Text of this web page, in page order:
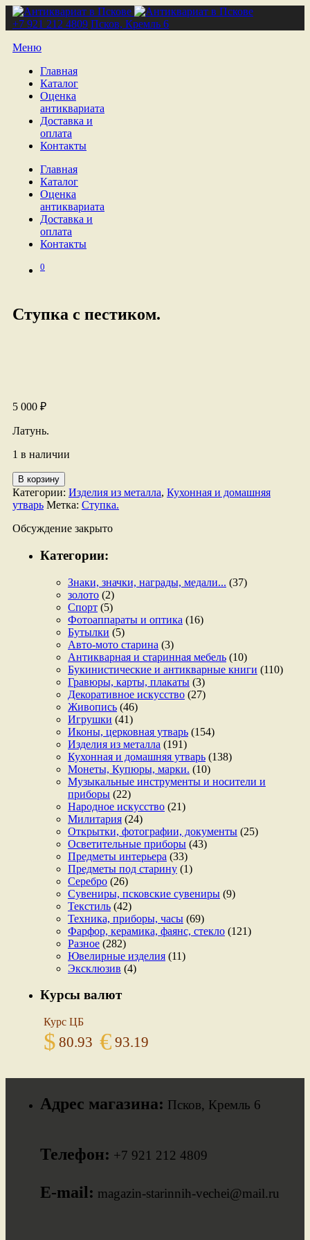
+7 921 212 4809 Псков, Кремль 6
Меню
Главная
Каталог
Оценка
антиквариата
Доставка и
оплата
Контакты
Главная
Каталог
Оценка
антиквариата
Доставка и
оплата
Контакты
0
Ступка с пестиком.
5 000 ₽
Латунь.
1 в наличии
Количество
товара
Ступка
с
пестиком.
В корзину
Категории: Изделия из металла, Кухонная и домашняя
утварь Метка: Ступка.
Обсуждение закрыто
Категории:
Знаки, значки, награды, медали... (37)
золото (2)
Спорт (5)
Фотоаппараты и оптика (16)
Бутылки (5)
Авто-мото старина (3)
Антикварная и старинная мебель (10)
Букинистические и антикварные книги (110)
Гравюры, карты, плакаты (3)
Декоративное искусство (27)
Живопись (46)
Игрушки (41)
Иконы, церковная утварь (154)
Изделия из металла (191)
Кухонная и домашняя утварь (138)
Монеты, Купюры, марки. (10)
Музыкальные инструменты и носители и
приборы (22)
Народное искусство (21)
Милитария (24)
Открытки, фотографии, документы (25)
Осветительные приборы (43)
Предметы интерьера (33)
Предметы под старину (1)
Серебро (26)
Сувениры, псковские сувениры (9)
Текстиль (42)
Техника, приборы, часы (69)
Фарфор, керамика, фаянс, стекло (121)
Разное (282)
Ювелирные изделия (11)
Эксклюзив (4)
Курсы валют
Курс ЦБ
$ 80.93 € 93.19
Адрес магазина: Псков, Кремль 6
Телефон: +7 921 212 4809
E-mail: magazin-starinnih-vechei@mail.ru